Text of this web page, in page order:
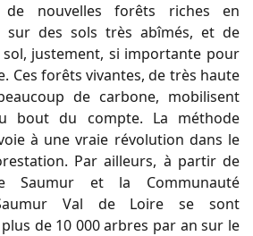
de nouvelles forêts riches en
sur des sols très abîmés, et de
justement, si importante pour
Ces forêts vivantes, de très haute
de carbone, mobilisent
bout du compte. La méthode
à une vraie révolution dans le
Par ailleurs, à partir de
Saumur et la Communauté
Saumur Val de Loire se sont
de 10 000 arbres par an sur le